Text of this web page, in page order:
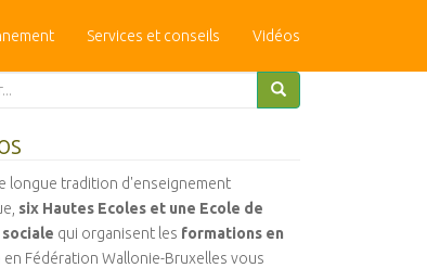
Services et conseils Vidéos
longue tradition d'enseignement
six Hautes Ecoles et une Ecole de
qui organisent les formations en
en Fédération Wallonie-Bruxelles vous